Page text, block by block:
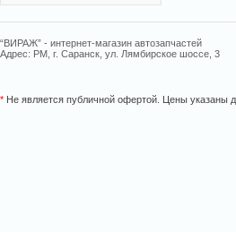
“ВИРАЖ” - интернет-магазин автозапчастей
Адрес: РМ, г. Саранск, ул. Лямбирское шоссе, 3
* Не является публичной офертой. Цены указаны